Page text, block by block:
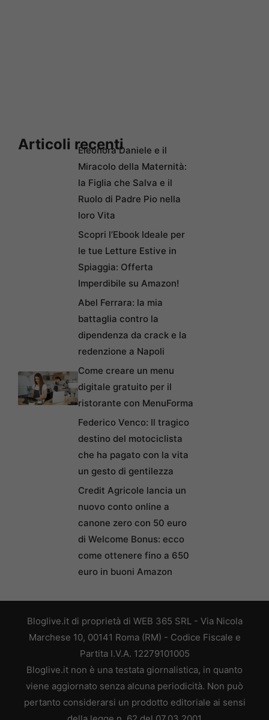
Articoli recentiEleonora Daniele e il
Miracolo della Maternità:
la Figlia che Salva e il
Ruolo di Padre Pio nella
loro Vita
Scopri l’Ebook Ideale per
le tue Letture Estive in
Spiaggia: Offerta
Imperdibile su Amazon!
Abel Ferrara: la mia
battaglia contro la
dipendenza da crack e la
redenzione a Napoli
Come creare un menu
digitale gratuito per il
ristorante con MenuForma
Federico Venco: Il tragico
destino del motociclista
che ha pagato con la vita
un gesto di gentilezza
Credit Agricole lancia un
nuovo conto online a
canone zero con 50 euro
di Welcome Bonus: ecco
come ottenere fino a 650
euro in buoni Amazon
Bloglive.it di proprietà di WEB 365 SRL - Via Nicola
Marchese 10, 00141 Roma (RM) - Codice Fiscale e
Partita I.V.A. 12279101005
Bloglive.it non è una testata giornalistica, in quanto
viene aggiornato senza alcuna periodicità. Non può
pertanto considerarsi un prodotto editoriale ai sensi